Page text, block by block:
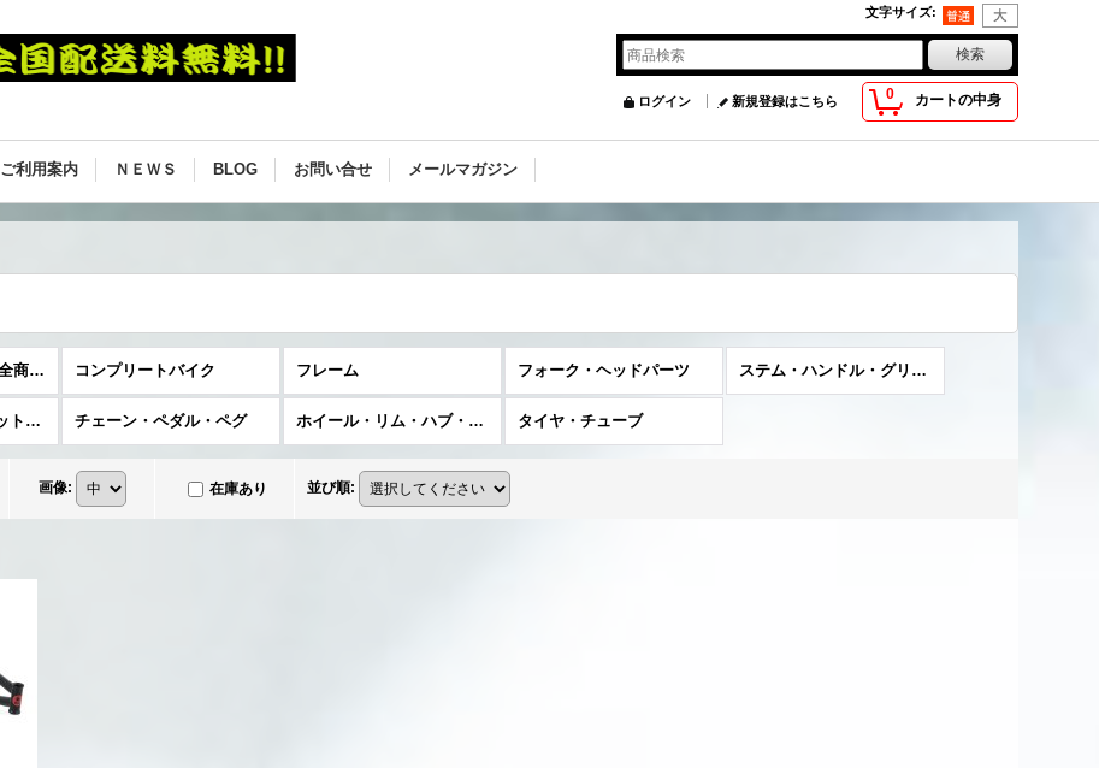
文字サイズ:
0 カートの中身
ログイン 新規登録はこちら
ご利用案内 ＮＥＷＳ BLOG お問い合せ メールマガジン
Flybikes [フライ] (全商品) コンプリートバイク フレーム フォーク・ヘッドパーツ ステム・ハンドル・グリップ
クランク・スプロケット・ボトムブラケット チェーン・ペダル・ペグ ホイール・リム・ハブ・ハブガード タイヤ・チューブ
画像: 在庫あり 並び順: